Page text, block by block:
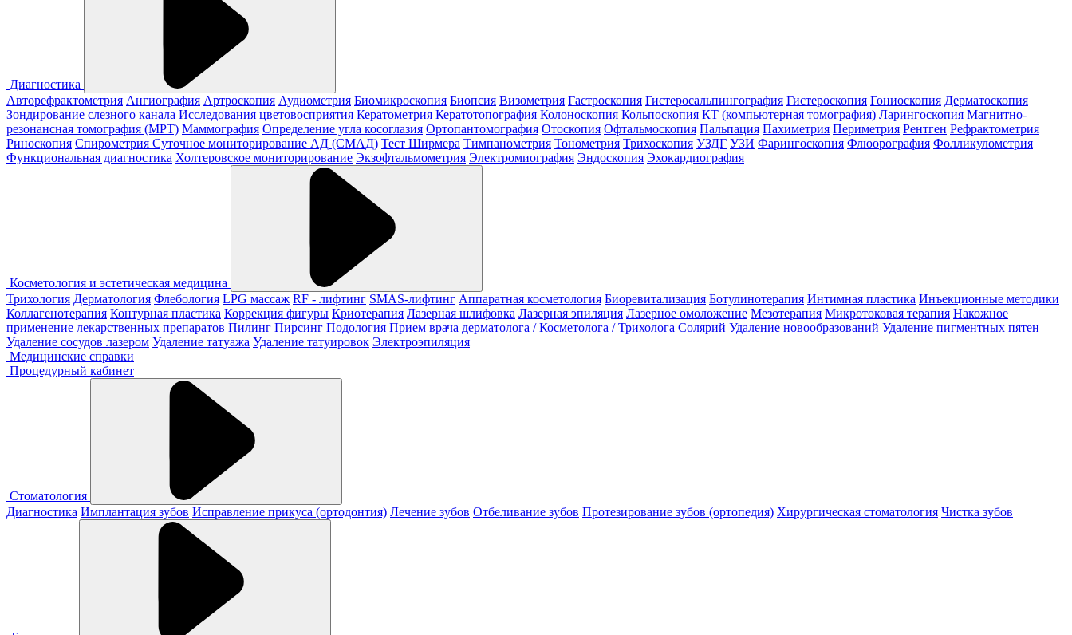
Диагностика
Авторефрактометрия Ангиография Артроскопия Аудиометрия Биомикроскопия Биопсия Визометрия Гастроскопия Гистеросальпингография Гистероскопия Гониоскопия Дерматоскопия
Зондирование слезного канала Исследования цветовосприятия Кератометрия Кератотопография Колоноскопия Кольпоскопия КТ (компьютерная томография) Ларингоскопия Магнитно-
резонансная томография (МРТ) Маммография Определение угла косоглазия Ортопантомография Отоскопия Офтальмоскопия Пальпация Пахиметрия Периметрия Рентген Рефрактометрия
Риноскопия Спирометрия Суточное мониторирование АД (СМАД) Тест Ширмера Тимпанометрия Тонометрия Трихоскопия УЗДГ УЗИ Фарингоскопия Флюорография Фолликулометрия
Функциональная диагностика Холтеровское мониторирование Экзофтальмометрия Электромиография Эндоскопия Эхокардиография
Косметология и эстетическая медицина
Трихология Дерматология Флебология LPG массаж RF - лифтинг SMAS-лифтинг Аппаратная косметология Биоревитализация Ботулинотерапия Интимная пластика Инъекционные методики
Коллагенотерапия Контурная пластика Коррекция фигуры Криотерапия Лазерная шлифовка Лазерная эпиляция Лазерное омоложение Мезотерапия Микротоковая терапия Накожное
применение лекарственных препаратов Пилинг Пирсинг Подология Прием врача дерматолога / Косметолога / Трихолога Солярий Удаление новообразований Удаление пигментных пятен
Удаление сосудов лазером Удаление татуажа Удаление татуировок Электроэпиляция
Медицинские справки
Процедурный кабинет
Стоматология
Диагностика Имплантация зубов Исправление прикуса (ортодонтия) Лечение зубов Отбеливание зубов Протезирование зубов (ортопедия) Хирургическая стоматология Чистка зубов